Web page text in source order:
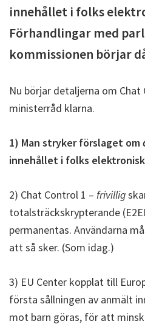
innehållet i folks
Förhandlingar med
kommissionen börjar
Nu börjar detaljerna om Chat
ministerråd klarna.
1) Man stryker förslaget om
innehållet i folks
2) Chat Control 1 – frivillig
totalsträckskrypterande
permanentas. Användarna
att så sker. (Som idag.)
3) EU Center kopplat till
första sållningen av anmält
mot barn göras, för att